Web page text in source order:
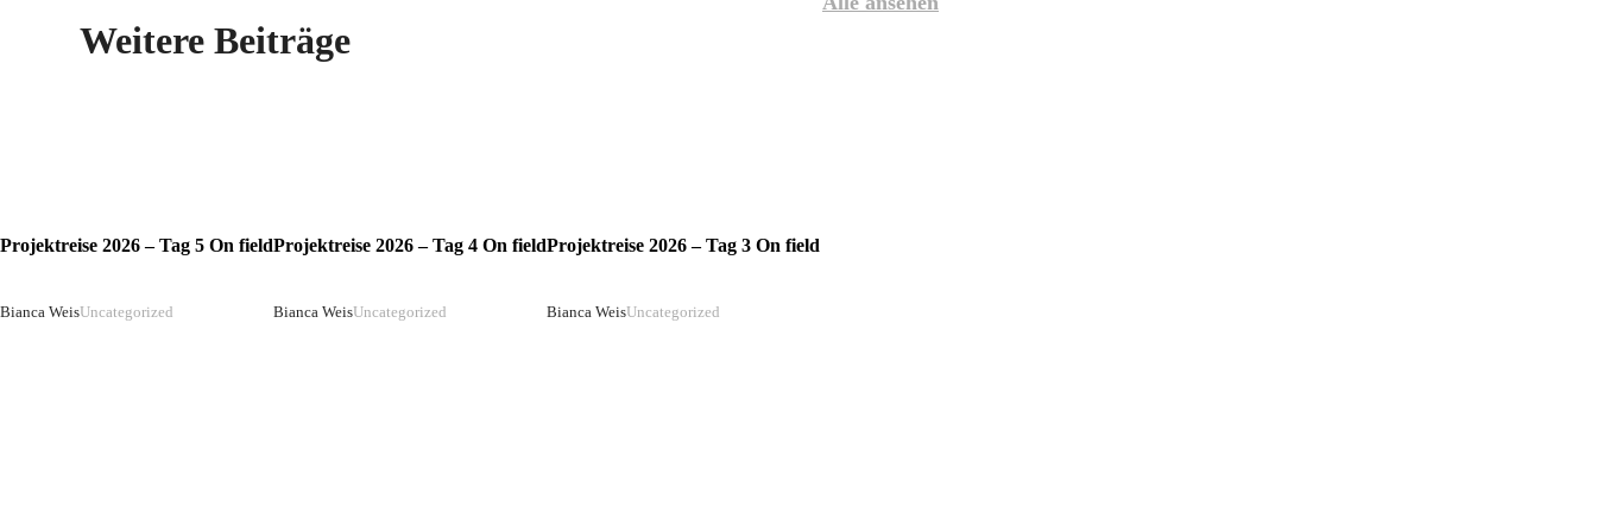
Weitere Beiträge
Projektreise 2026 – Tag 5 On field
Bianca WeisUncategorized
Projektreise 2026 – Tag 4 On field
Bianca WeisUncategorized
Projektreise 2026 – Tag 3 On field
Bianca WeisUncategorized